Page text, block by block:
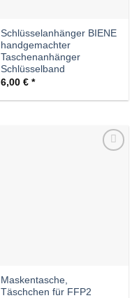
Schlüsselanhänger BIENE
handgemachter
Taschenanhänger
Schlüsselband
6,00€
Maskentasche,
Täschchen für FFP2